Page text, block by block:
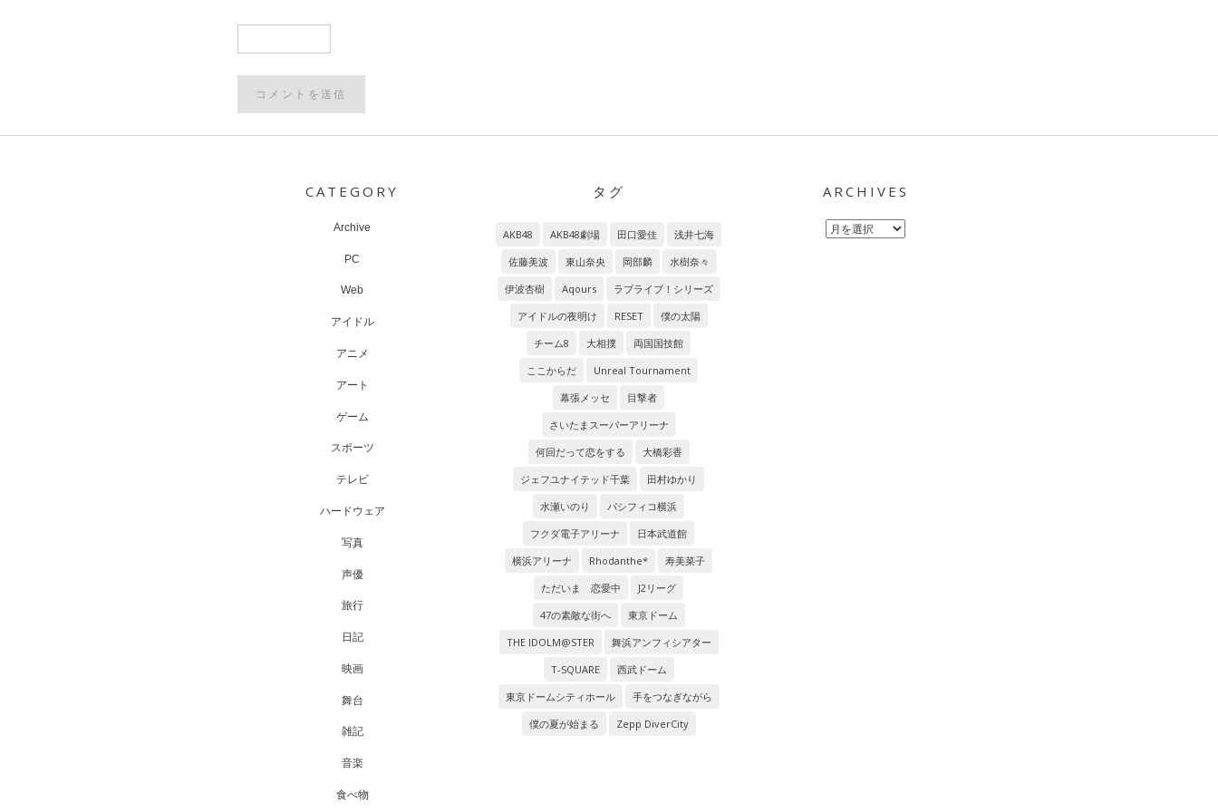
CATEGORY
Archive
PC
Web
アイドル
アニメ
アート
ゲーム
スポーツ
テレビ
ハードウェア
写真
声優
旅行
日記
映画
舞台
雑記
音楽
食べ物
タグ
AKB48 AKB48劇場 田口愛佳
浅井七海
佐藤美波
東山奈央 岡部麟
水樹奈々
伊波杏樹
Aqours
ラブライブ！シリーズ
アイドルの夜明け
RESET
僕の太陽
チーム8
大相撲
両国国技館
ここからだ
Unreal Tournament
幕張メッセ
目撃者
さいたまスーパーアリーナ
何回だって恋をする
大橋彩香
ジェフユナイテッド千葉
田村ゆかり
水瀬いのり
パシフィコ横浜
フクダ電子アリーナ
日本武道館
横浜アリーナ
Rhodanthe*
寿美菜子
ただいま 恋愛中
J2リーグ
47の素敵な街へ
東京ドーム
THE IDOLM@STER
舞浜アンフィシアター
T-SQUARE
西武ドーム
東京ドームシティホール
手をつなぎながら
僕の夏が始まる
Zepp DiverCity
ARCHIVES
Archives